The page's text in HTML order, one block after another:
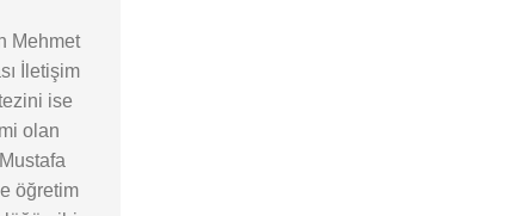
Mehmet
İletişim
ise
olan
öğretim